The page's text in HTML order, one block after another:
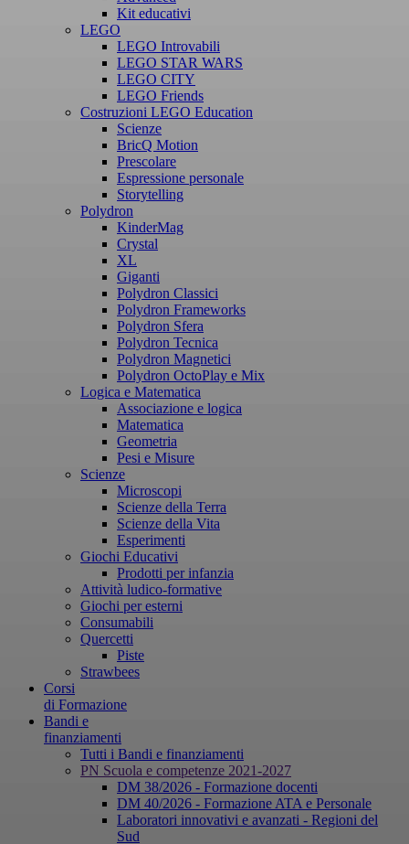
Kit educativi
LEGO
LEGO Introvabili
LEGO STAR WARS
LEGO CITY
LEGO Friends
Costruzioni LEGO Education
Scienze
BricQ Motion
Prescolare
Espressione personale
Storytelling
Polydron
KinderMag
Crystal
XL
Giganti
Polydron Classici
Polydron Frameworks
Polydron Sfera
Polydron Tecnica
Polydron Magnetici
Polydron OctoPlay e Mix
Logica e Matematica
Associazione e logica
Matematica
Geometria
Pesi e Misure
Scienze
Microscopi
Scienze della Terra
Scienze della Vita
Esperimenti
Giochi Educativi
Prodotti per infanzia
Attività ludico-formative
Giochi per esterni
Consumabili
Quercetti
Piste
Strawbees
Corsi
di Formazione
Bandi e
finanziamenti
Tutti i Bandi e finanziamenti
PN Scuola e competenze 2021-2027
DM 38/2026 - Formazione docenti
DM 40/2026 - Formazione ATA e Personale
Laboratori innovativi e avanzati - Regioni del
Sud